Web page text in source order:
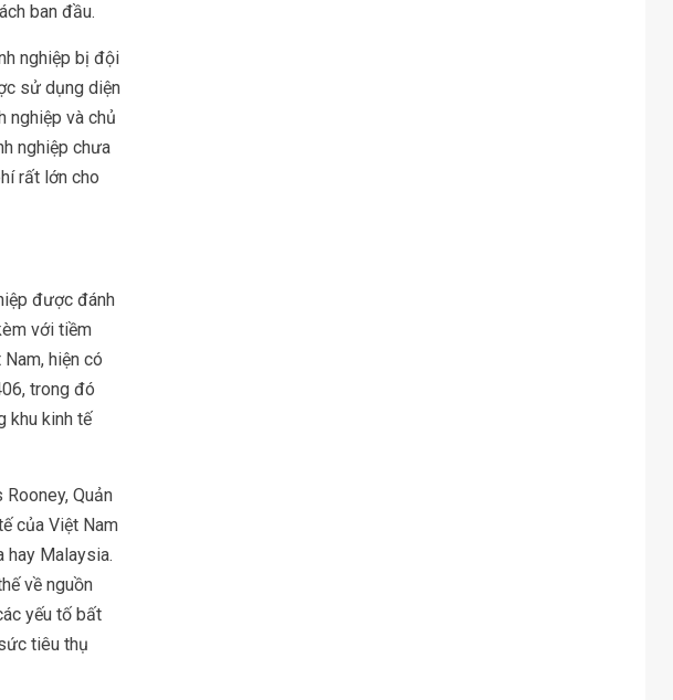
ban đầu.
nghiệp bị đội
sử dụng diện
nghiệp và chủ
nghiệp chưa
rất lớn cho
được đánh
với tiềm
hiện có
trong đó
khu kinh tế
Quản
của Việt Nam
hay Malaysia.
về nguồn
yếu tố bất
tiêu thụ